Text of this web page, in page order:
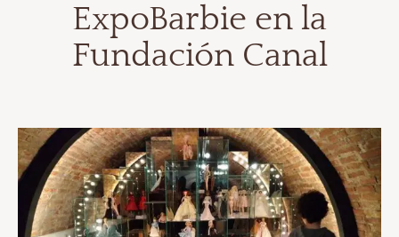
ExpoBarbie en la
Fundación Canal